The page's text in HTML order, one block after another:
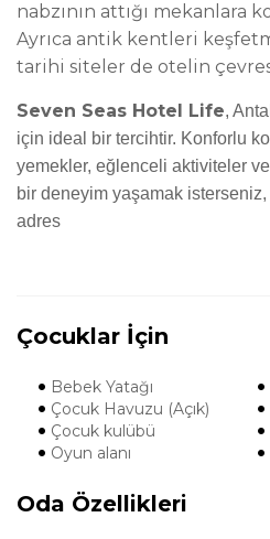
nabzının attığı mekanlara
Ayrıca antik kentleri
tarihi siteler de otelin
Seven Seas Hotel Life,
için ideal bir tercihtir. Konforlu
yemekler, eğlenceli aktiviteler
bir deneyim yaşamak
adres
Çocuklar İçin
Bebek Yatağı
Çocuk Havuzu (Açık)
Çocuk kulübü
Oyun alanı
Oda Özellikleri